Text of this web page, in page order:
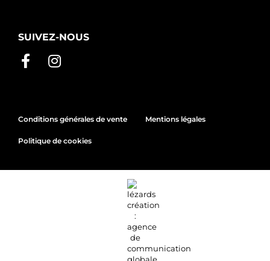
SUIVEZ-NOUS
Conditions générales de vente Mentions légales
Politique de cookies